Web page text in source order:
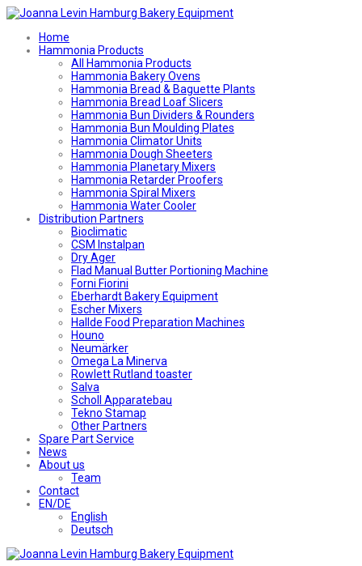
Home
Hammonia Products
All Hammonia Products
Hammonia Bakery Ovens
Hammonia Bread & Baguette Plants
Hammonia Bread Loaf Slicers
Hammonia Bun Dividers & Rounders
Hammonia Bun Moulding Plates
Hammonia Climator Units
Hammonia Dough Sheeters
Hammonia Planetary Mixers
Hammonia Retarder Proofers
Hammonia Spiral Mixers
Hammonia Water Cooler
Distribution Partners
Bioclimatic
CSM Instalpan
Dry Ager
Flad Manual Butter Portioning Machine
Forni Fiorini
Eberhardt Bakery Equipment
Escher Mixers
Hallde Food Preparation Machines
Houno
Neumärker
Omega La Minerva
Rowlett Rutland toaster
Salva
Scholl Apparatebau
Tekno Stamap
Other Partners
Spare Part Service
News
About us
Team
Contact
EN/DE
English
Deutsch